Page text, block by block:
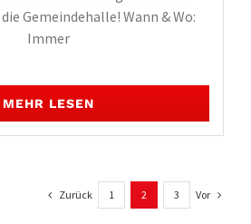
Gemeindehalle! Wann & Wo:
Immer
MEHR LESEN
Zurück 1 2 3 Vor